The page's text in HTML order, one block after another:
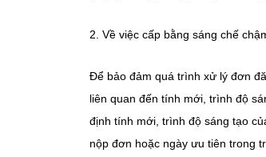
2. Về việc cấp bằng sáng chế
Để bảo đảm quá trình xử lý đơn
liên quan đến tính mới, trình độ
định tính mới, trình độ sáng tạo
nộp đơn hoặc ngày ưu tiên trong